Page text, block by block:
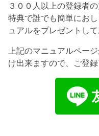
３００人以上の登録者
特典で誰でも簡単にお
ュアルをプレゼントして
上記のマニュアルペー
け出来ますので、ご登録